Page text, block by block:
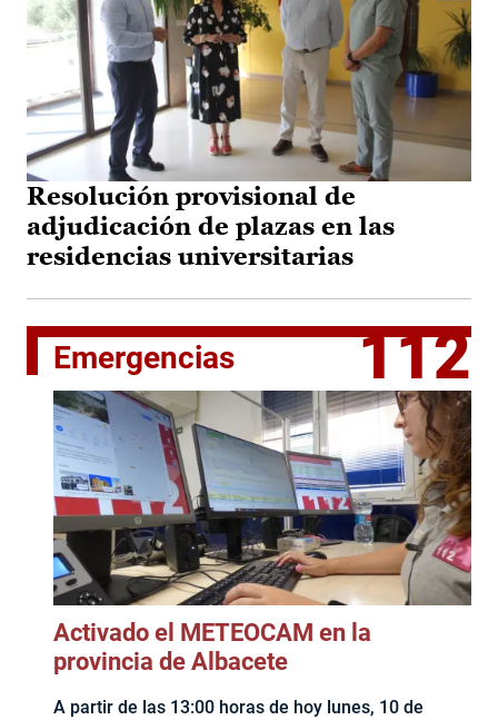
Resolución provisional de
adjudicación de plazas en las
residencias universitarias
Emergencias 112
Activado el METEOCAM en la
provincia de Albacete
A partir de las 13:00 horas de hoy lunes, 10 de